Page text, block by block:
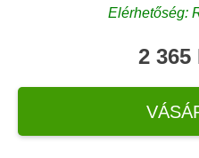
Elérhetőség:
2 365